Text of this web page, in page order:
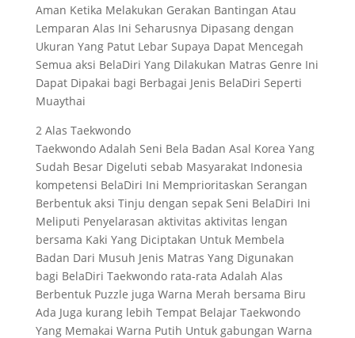
Aman Ketika Melakukan Gerakan Bantingan Atau
Lemparan Alas Ini Seharusnya Dipasang dengan
Ukuran Yang Patut Lebar Supaya Dapat Mencegah
Semua aksi BelaDiri Yang Dilakukan Matras Genre Ini
Dapat Dipakai bagi Berbagai Jenis BelaDiri Seperti
Muaythai
2 Alas Taekwondo
Taekwondo Adalah Seni Bela Badan Asal Korea Yang
Sudah Besar Digeluti sebab Masyarakat Indonesia
kompetensi BelaDiri Ini Memprioritaskan Serangan
Berbentuk aksi Tinju dengan sepak Seni BelaDiri Ini
Meliputi Penyelarasan aktivitas aktivitas lengan
bersama Kaki Yang Diciptakan Untuk Membela
Badan Dari Musuh Jenis Matras Yang Digunakan
bagi BelaDiri Taekwondo rata-rata Adalah Alas
Berbentuk Puzzle juga Warna Merah bersama Biru
Ada Juga kurang lebih Tempat Belajar Taekwondo
Yang Memakai Warna Putih Untuk gabungan Warna